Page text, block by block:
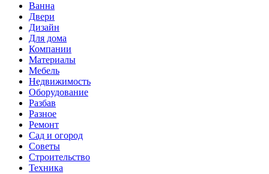
Ванна
Двери
Дизайн
Для дома
Компании
Материалы
Мебель
Недвижимость
Оборудование
Разбав
Разное
Ремонт
Сад и огород
Советы
Строительство
Техника